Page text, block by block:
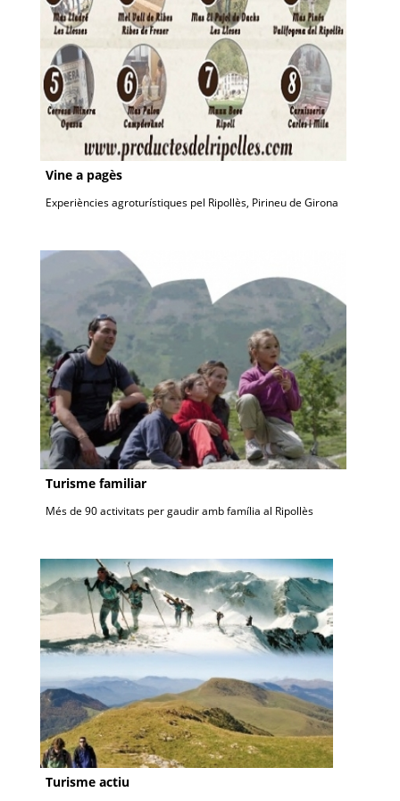
Vine a pagès
Experiències agroturístiques pel Ripollès, Pirineu de Girona
Turisme familiar
Més de 90 activitats per gaudir amb família al Ripollès
Turisme actiu